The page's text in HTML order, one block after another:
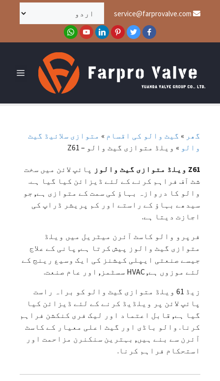
گھر » گیٹ والو کی اقسام » متوازی سلائیڈ گیٹ
والو » ویلڈ متوازی گیٹ والو – Z61
Z61 ویلڈ متوازی گیٹ والوز
پائپ لائن میں سخت
شٹ آف فراہم کرنے کے لئے ڈیزائن کیا گیا ہے.
والو کا دروازہ بہاؤ کی سمت کے متوازی ہے, جو
سیدھے بہاؤ کے راستے اور کم پریشر ڈراپ کی
اجازت دیتا ہے.
فرپرو والو کاسٹ آئرن میٹریل میں ویلڈ
متوازی گیٹ والوز پیش کرتا ہے, پانی کے علاج
جیسے صنعتی ایپلی کیشنز کی ایک وسیع رینج کے
لئے موزوں ہے, HVAC سسٹمز, اور عام صنعت.
زیڈ 61 ویلڈ متوازی گیٹ والو کو براہ راست
پائپ لائن پر ویلڈیڈ کرنے کے لئے ڈیزائن کیا
گیا ہے, قابل اعتماد اور لیک فری کنکشن فراہم
کرنا. والو باڈی اور گیٹ اعلی معیار کے کاسٹ
آئرن سے بنے ہیں, بہترین سنکنرن مزاحمت اور
استحکام فراہم کرنا.